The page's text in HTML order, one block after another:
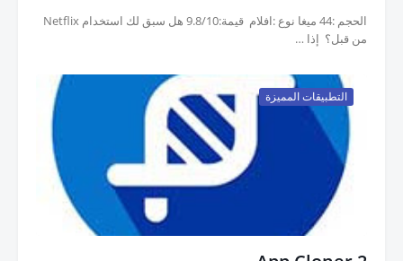
الحجم :44 ميغا نوع :افلام قيمة:9.8/10 هل سبق لك استخدام Netflix
من قبل؟ إذا …
التطبيقات المميزة